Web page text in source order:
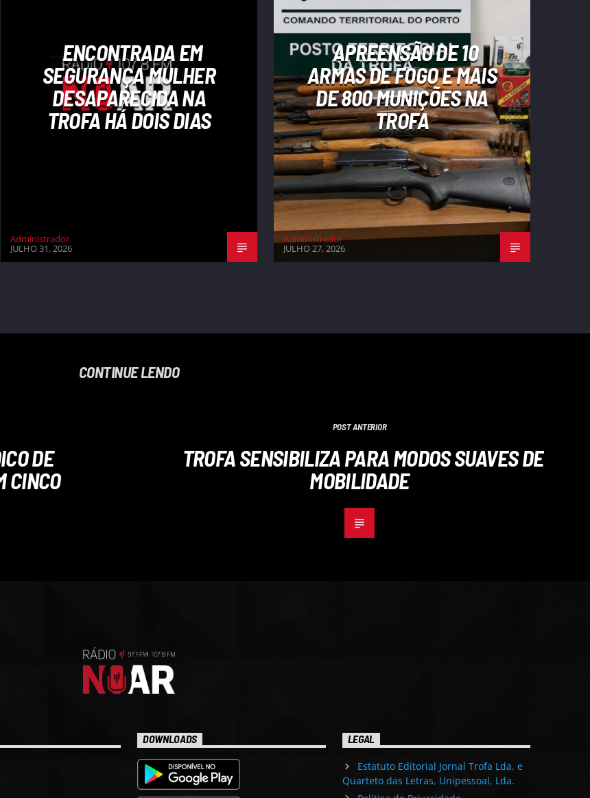
ENCONTRADA EM
SEGURANÇA MULHER
DESAPARECIDA NA
TROFA HÁ DOIS DIAS
Administrador
JULHO 31, 2026
APREENSÃO DE 10
ARMAS DE FOGO E MAIS
DE 800 MUNIÇÕES NA
TROFA
Administrador
JULHO 27, 2026
CONTINUE LENDO
DE
CINCO
POST ANTERIOR
TROFA SENSIBILIZA PARA MODOS SUAVES DE
MOBILIDADE
DOWNLOADS LEGAL
Estatuto Editorial Jornal Trofa Lda. e
Quarteto das Letras, Unipessoal, Lda.